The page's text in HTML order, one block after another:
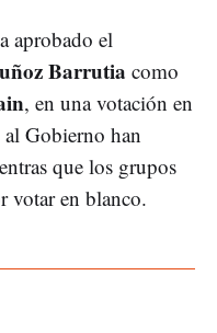
aprobado el
Barrutia como
, en una votación en
Gobierno han
que los grupos
votar en blanco.